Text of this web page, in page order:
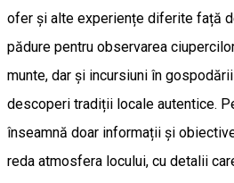
ofer și alte experiențe diferite față
pădure pentru observarea
munte, dar și incursiuni în
descoperi tradiții locale autentice.
înseamnă doar informații și
reda atmosfera locului, cu detalii